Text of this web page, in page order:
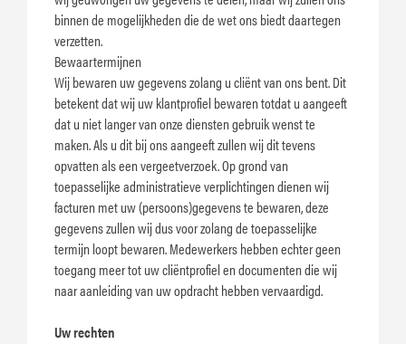
binnen de mogelijkheden die de wet ons biedt daartegen
verzetten.
Bewaartermijnen
Wij bewaren uw gegevens zolang u cliënt van ons bent. Dit
betekent dat wij uw klantprofiel bewaren totdat u aangeeft
dat u niet langer van onze diensten gebruik wenst te
maken. Als u dit bij ons aangeeft zullen wij dit tevens
opvatten als een vergeetverzoek. Op grond van
toepasselijke administratieve verplichtingen dienen wij
facturen met uw (persoons)gegevens te bewaren, deze
gegevens zullen wij dus voor zolang de toepasselijke
termijn loopt bewaren. Medewerkers hebben echter geen
toegang meer tot uw cliëntprofiel en documenten die wij
naar aanleiding van uw opdracht hebben vervaardigd.
Uw rechten